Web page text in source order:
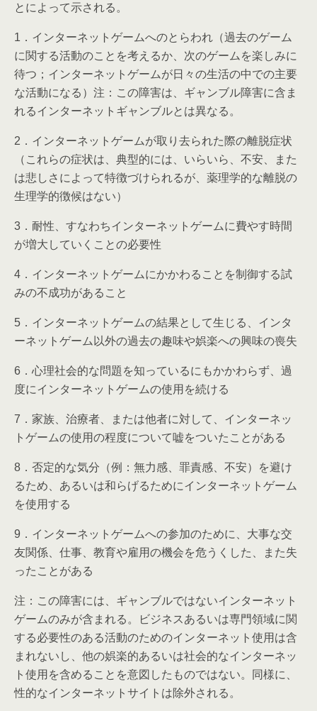
とによって示される。
1．インターネットゲームへのとらわれ（過去のゲーム
に関する活動のことを考えるか、次のゲームを楽しみに
待つ；インターネットゲームが日々の生活の中での主要
な活動になる）注：この障害は、ギャンブル障害に含ま
れるインターネットギャンブルとは異なる。
2．インターネットゲームが取り去られた際の離脱症状
（これらの症状は、典型的には、いらいら、不安、また
は悲しさによって特徴づけられるが、薬理学的な離脱の
生理学的徴候はない）
3．耐性、すなわちインターネットゲームに費やす時間
が増大していくことの必要性
4．インターネットゲームにかかわることを制御する試
みの不成功があること
5．インターネットゲームの結果として生じる、インタ
ーネットゲーム以外の過去の趣味や娯楽への興味の喪失
6．心理社会的な問題を知っているにもかかわらず、過
度にインターネットゲームの使用を続ける
7．家族、治療者、または他者に対して、インターネッ
トゲームの使用の程度について嘘をついたことがある
8．否定的な気分（例：無力感、罪責感、不安）を避け
るため、あるいは和らげるためにインターネットゲーム
を使用する
9．インターネットゲームへの参加のために、大事な交
友関係、仕事、教育や雇用の機会を危うくした、また失
ったことがある
注：この障害には、ギャンブルではないインターネット
ゲームのみが含まれる。ビジネスあるいは専門領域に関
する必要性のある活動のためのインターネット使用は含
まれないし、他の娯楽的あるいは社会的なインターネッ
ト使用を含めることを意図したものではない。同様に、
性的なインターネットサイトは除外される。